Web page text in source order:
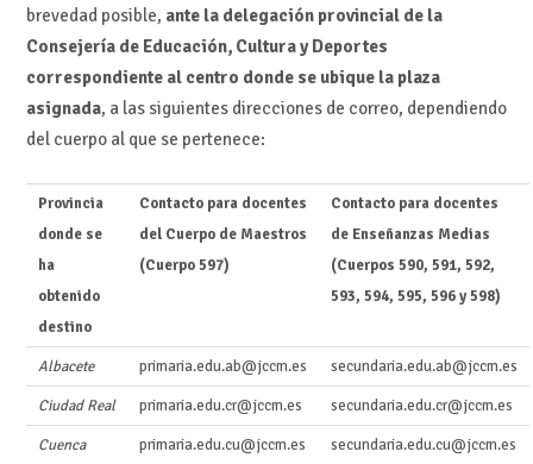
brevedad posible, ante la delegación provincial de la
Consejería de Educación, Cultura y Deportes
correspondiente al centro donde se ubique la plaza
asignada, a las siguientes direcciones de correo, dependiendo
del cuerpo al que se pertenece:
Provincia
donde se
ha
obtenido
destino
Contacto para docentes
del Cuerpo de Maestros
(Cuerpo 597)
Contacto para docentes
de Enseñanzas Medias
(Cuerpos 590, 591, 592,
593, 594, 595, 596 y 598)
Albacete primaria.edu.ab@jccm.es secundaria.edu.ab@jccm.es
Ciudad Real primaria.edu.cr@jccm.es secundaria.edu.cr@jccm.es
Cuenca primaria.edu.cu@jccm.es secundaria.edu.cu@jccm.es